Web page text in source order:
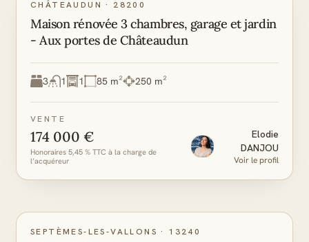
CHÂTEAUDUN · 28200
Maison rénovée 3 chambres, garage et jardin
- Aux portes de Châteaudun
3 1 1 85 m² 250 m²
VENTE
174 000 €
Honoraires 5,45 % TTC à la charge de
l’acquéreur
Elodie
DANJOU
Voir le profil
GES
SEPTÈMES-LES-VALLONS · 13240